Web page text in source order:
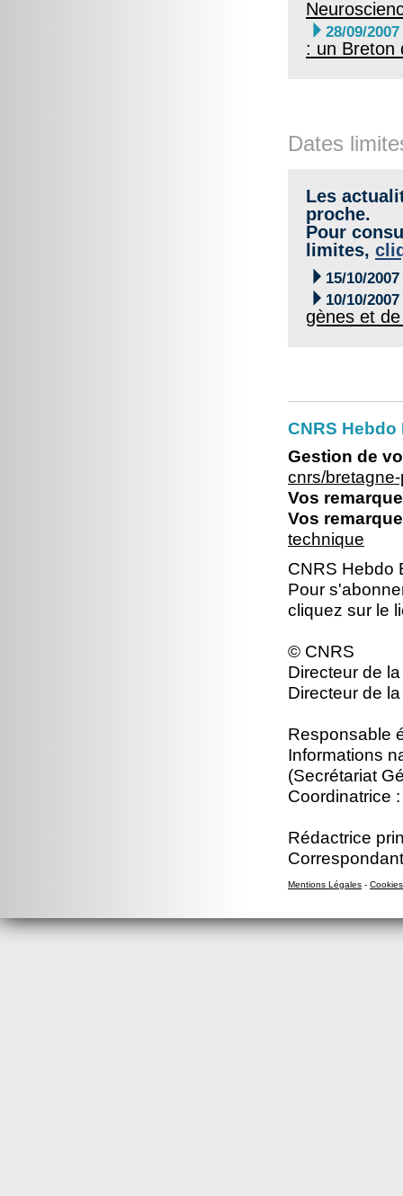
 28/09/2007
: un Breton
Dates
Les
proche.
Pour
limites,
 15/10/2007
 10/10/2007
gènes et
CNRS
Gestion de
cnrs/
Vos
Vos
technique
CNRS Hebdo
Pour
cliquez sur le
© CNRS
Directeur de
Directeur de
Responsable
Informations
(Secrétariat
Coordinatrice
Rédactrice
Mentions Légales - Cookies